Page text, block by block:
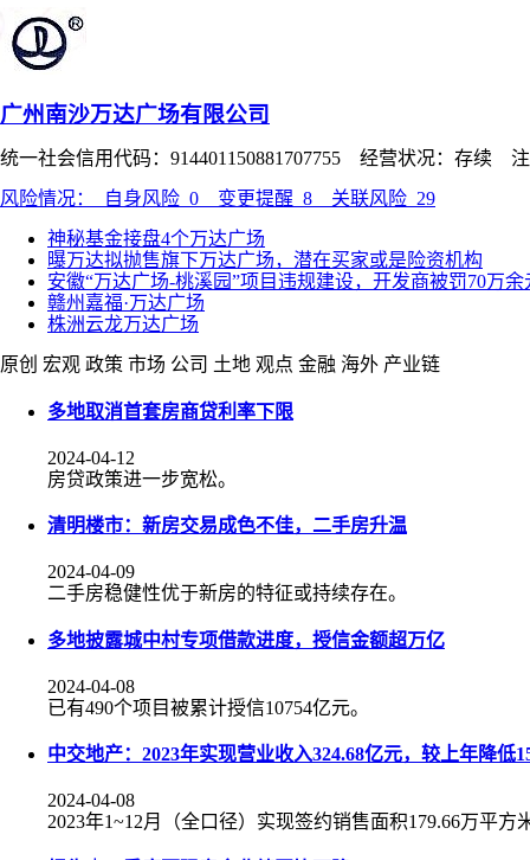
广州南沙万达广场有限公司
统一社会信用代码：914401150881707755 经营状况：存续
风险情况：
自身风险 0 变更提醒 8 关联风险 29
神秘基金接盘4个万达广场
曝万达拟抛售旗下万达广场，潜在买家或是险资机构
安徽“万达广场-桃溪园”项目违规建设，开发商被罚70万余
赣州嘉福·万达广场
株洲云龙万达广场
原创 宏观 政策 市场 公司 土地 观点 金融 海外 产业链
多地取消首套房商贷利率下限
2024-04-12
房贷政策进一步宽松。
清明楼市：新房交易成色不佳，二手房升温
2024-04-09
二手房稳健性优于新房的特征或持续存在。
多地披露城中村专项借款进度，授信金额超万亿
2024-04-08
已有490个项目被累计授信10754亿元。
中交地产：2023年实现营业收入324.68亿元，较上年降低
2024-04-08
2023年1~12月（全口径）实现签约销售面积179.66万平